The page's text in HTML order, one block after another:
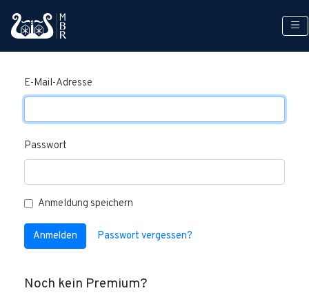
Anmelden
E-Mail-Adresse
Passwort
Anmeldung speichern
Anmelden Passwort vergessen?
Noch kein Premium?